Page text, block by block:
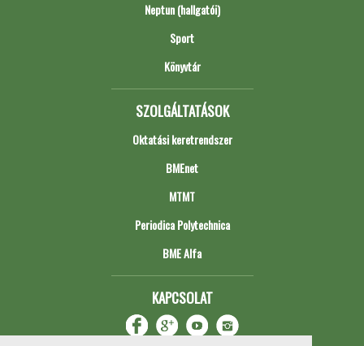
Neptun (hallgatói)
Sport
Könyvtár
SZOLGÁLTATÁSOK
Oktatási keretrendszer
BMEnet
MTMT
Periodica Polytechnica
BME Alfa
KAPCSOLAT